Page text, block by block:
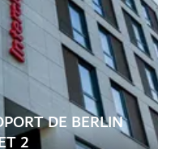
DE BERLIN
2